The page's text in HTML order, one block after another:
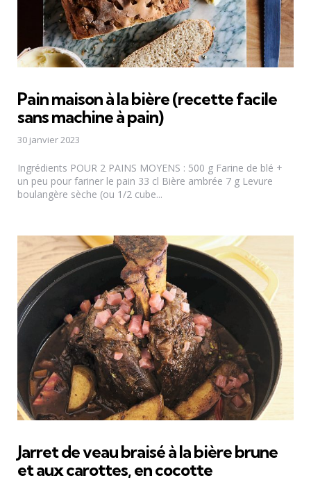
Pain maison à la bière (recette facile
sans machine à pain)
30 janvier 2023
Ingrédients POUR 2 PAINS MOYENS : 500 g Farine de blé +
un peu pour fariner le pain 33 cl Bière ambrée 7 g Levure
boulangère sèche (ou 1/2 cube...
Jarret de veau braisé à la bière brune
et aux carottes, en cocotte